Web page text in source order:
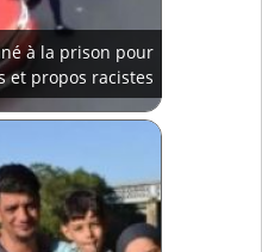
à la prison pour
et propos racistes